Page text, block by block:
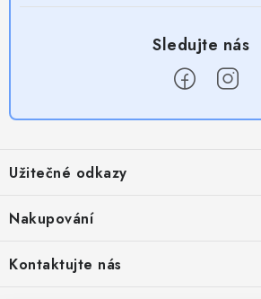
p
a
Užitečné odkazy
Obchodní podmínky
Provizní systém
Nakupování
Časté otázky
Kontaktujte nás